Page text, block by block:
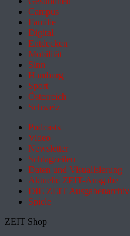
Campus
Familie
Digital
Entdecken
Mobilität
Sinn
Hamburg
Sport
Österreich
Schweiz
Podcasts
Video
Newsletter
Schlagzeilen
Daten und Visualisierung
Aktuelle ZEIT-Ausgabe
DIE ZEIT Ausgabenarchiv
Spiele
ZEIT Shop